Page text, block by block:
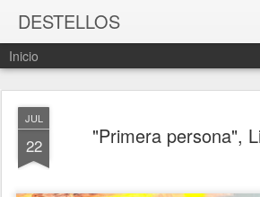
DESTELLOS
Inicio
JUL
22 "Primera persona",